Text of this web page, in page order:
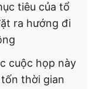
tiêu của tổ
ra hướng đi
cuộc họp này
thời gian